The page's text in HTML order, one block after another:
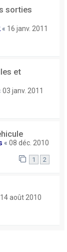
sorties
« 16 janv. 2011
et
03 janv. 2011
« 08 déc. 2010
1 2
14 août 2010